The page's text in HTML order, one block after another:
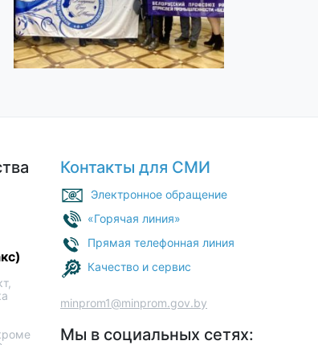
Контакты для СМИ
Электронное обращение
«Горячая линия»
Прямая телефонная линия
Качество и сервис
minprom1@minprom.gov.by
Мы в социальных сетях: